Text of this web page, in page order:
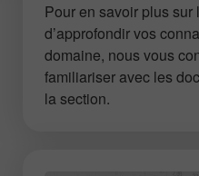
Pour en savoir plus sur
d’approfondir vos
domaine, nous vous
familiariser avec les
la section.